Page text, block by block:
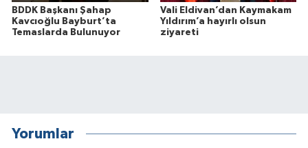
BDDK Başkanı Şahap
Kavcıoğlu Bayburt’ta
Temaslarda Bulunuyor
Vali Eldivan’dan Kaymakam
Yıldırım’a hayırlı olsun
ziyareti
Yorumlar